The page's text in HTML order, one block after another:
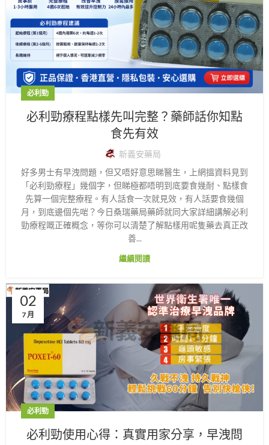
必利勁
必利勁療程點樣先叫完整？藥師話你知點
食先有效
新義安藥局
好多男士有早洩問題，但又唔好意思睇醫生，上網搵資料見到
「必利勁療程」幾個字，但睇極都唔明到底要食幾耐、點樣食
先算一個完整療程。有人話食一次就見效，有人話要食幾個
月，到底邊個先啱？今日桑瑞藥局藥師就同大家詳細講解必利
勁療程嘅正確概念，等你可以清楚了解點樣用呢隻藥去真正改
善...
繼續閱讀
02
7 月
必利勁
必利勁使用心得：真實用家分享，早洩問